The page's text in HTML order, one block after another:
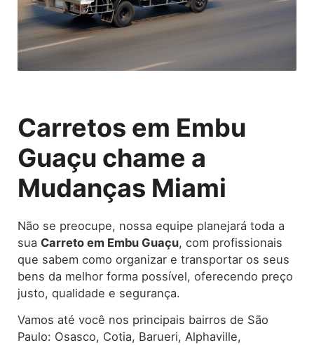
Carretos em Embu
Guaçu chame a
Mudanças Miami
Não se preocupe, nossa equipe planejará toda a
sua Carreto em Embu Guaçu, com profissionais
que sabem como organizar e transportar os seus
bens da melhor forma possível, oferecendo preço
justo, qualidade e segurança.
Vamos até você nos principais bairros de São
Paulo: Osasco, Cotia, Barueri, Alphaville,